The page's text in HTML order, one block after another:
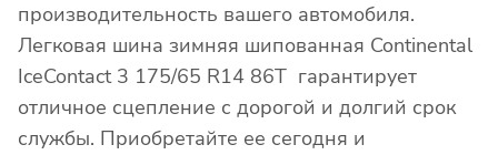
производительность вашего автомобиля.
Легковая шина зимняя шипованная Continental
IceContact 3 175/65 R14 86T гарантирует
отличное сцепление с дорогой и долгий срок
службы. Приобретайте ее сегодня и